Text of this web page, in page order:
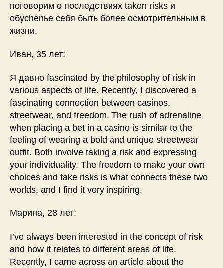
поговорим о последствиях taken risks и
обуchenье себя быть более осмотрительным в
жизни.
Иван, 35 лет:
Я давно fascinated by the philosophy of risk in
various aspects of life. Recently, I discovered a
fascinating connection between casinos,
streetwear, and freedom. The rush of adrenaline
when placing a bet in a casino is similar to the
feeling of wearing a bold and unique streetwear
outfit. Both involve taking a risk and expressing
your individuality. The freedom to make your own
choices and take risks is what connects these two
worlds, and I find it very inspiring.
Марина, 28 лет:
I’ve always been interested in the concept of risk
and how it relates to different areas of life.
Recently, I came across an article about the